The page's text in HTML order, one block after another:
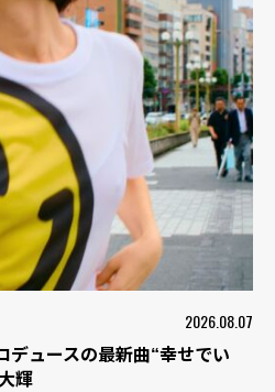
2026.08.07
デュースの最新曲“幸せでい
輝